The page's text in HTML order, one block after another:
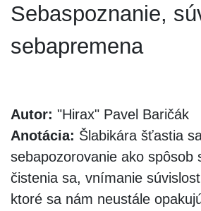
Sebaspoznanie,
sebapremena
Autor: "Hirax" Pavel Baričák
Anotácia: Šlabikára šťastia
sebapozorovanie ako spôsob
čistenia sa, vnímanie
ktoré sa nám neustále